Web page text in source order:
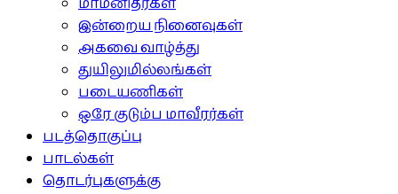
இன்றைய நினைவுகள்
அகவை வாழ்த்து
துயிலுமில்லங்கள்
படையணிகள்
ஒரே குடும்ப மாவீரர்கள்
படத்தொகுப்பு
பாடல்கள்
தொடர்புகளுக்கு